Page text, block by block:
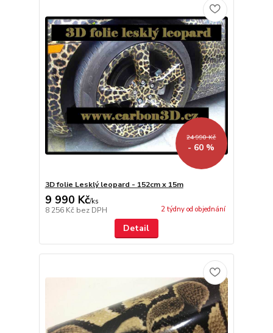
24 990 Kč
- 60 %
3D folie Lesklý leopard - 152cm x 15m
9 990 Kč/ks
8 256 Kč bez DPH 2 týdny od objednání
Detail